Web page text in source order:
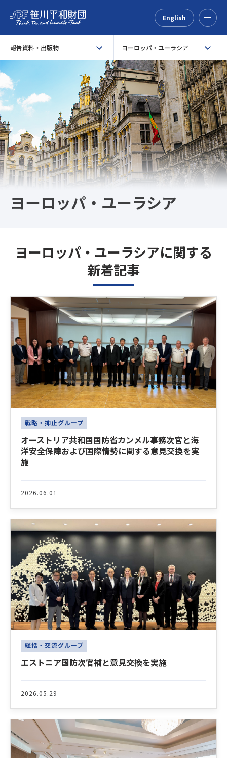
English
報告資料・出版物
ヨーロッパ・ユーラシア
ヨーロッパ・ユーラシア
ヨーロッパ・ユーラシアに関する
新着記事
Latest News
戦略・抑止グループ
オーストリア共和国国防省カンメル事務次官と海
洋安全保障および国際情勢に関する意見交換を実
施
2026.06.01
総括・交流グループ
エストニア国防次官補と意見交換を実施
2026.05.29